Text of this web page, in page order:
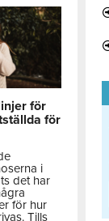
för
för
i
det har
för hur
Tills